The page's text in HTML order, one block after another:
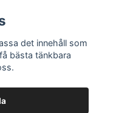
det innehåll som
bästa tänkbara